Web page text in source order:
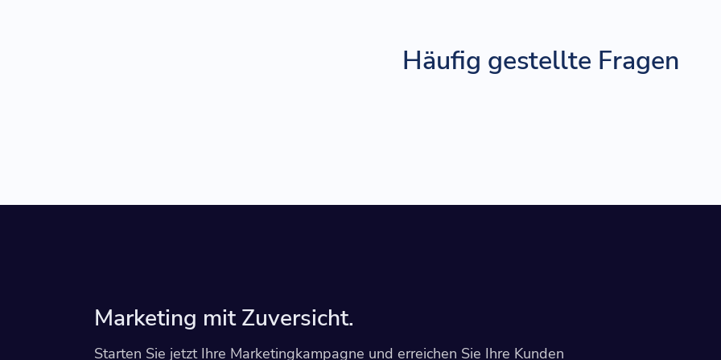
Häufig gestellte Fragen
Marketing mit Zuversicht.
Starten Sie jetzt Ihre Marketingkampagne und erreichen Sie Ihre Kunden